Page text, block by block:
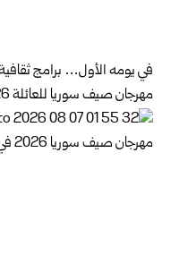
في يومه الأول… برامج
مهرجان صيف سوريا للعائلة 2026